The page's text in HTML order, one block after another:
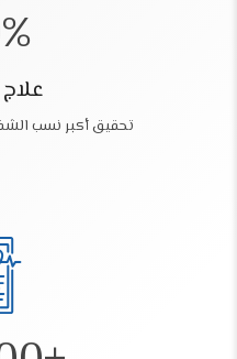
%
علاج
تحقيق أكبر نسب